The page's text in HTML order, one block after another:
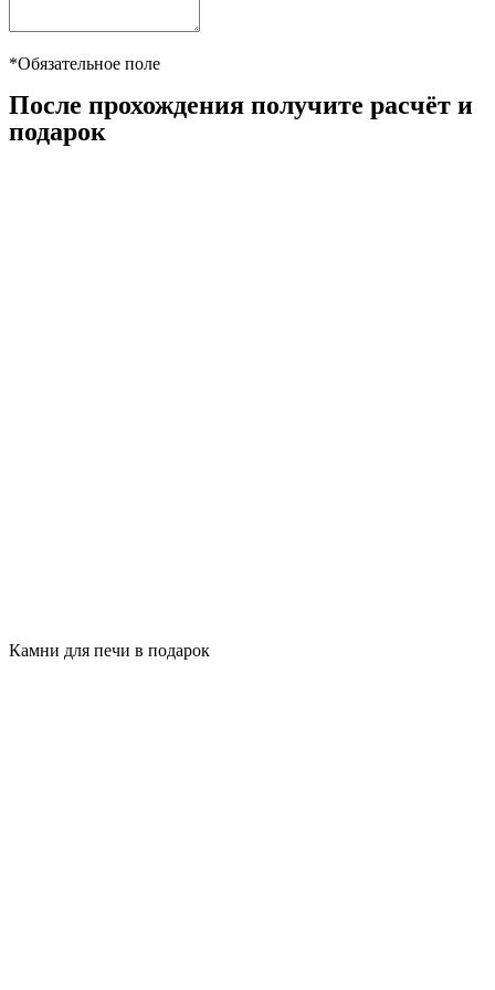
*Обязательное поле
После прохождения получите расчёт и
подарок
Камни для печи в подарок